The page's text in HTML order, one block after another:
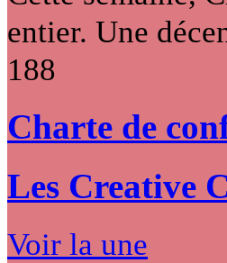
entier. Une
188
Charte de
Les Creative
Voir la une